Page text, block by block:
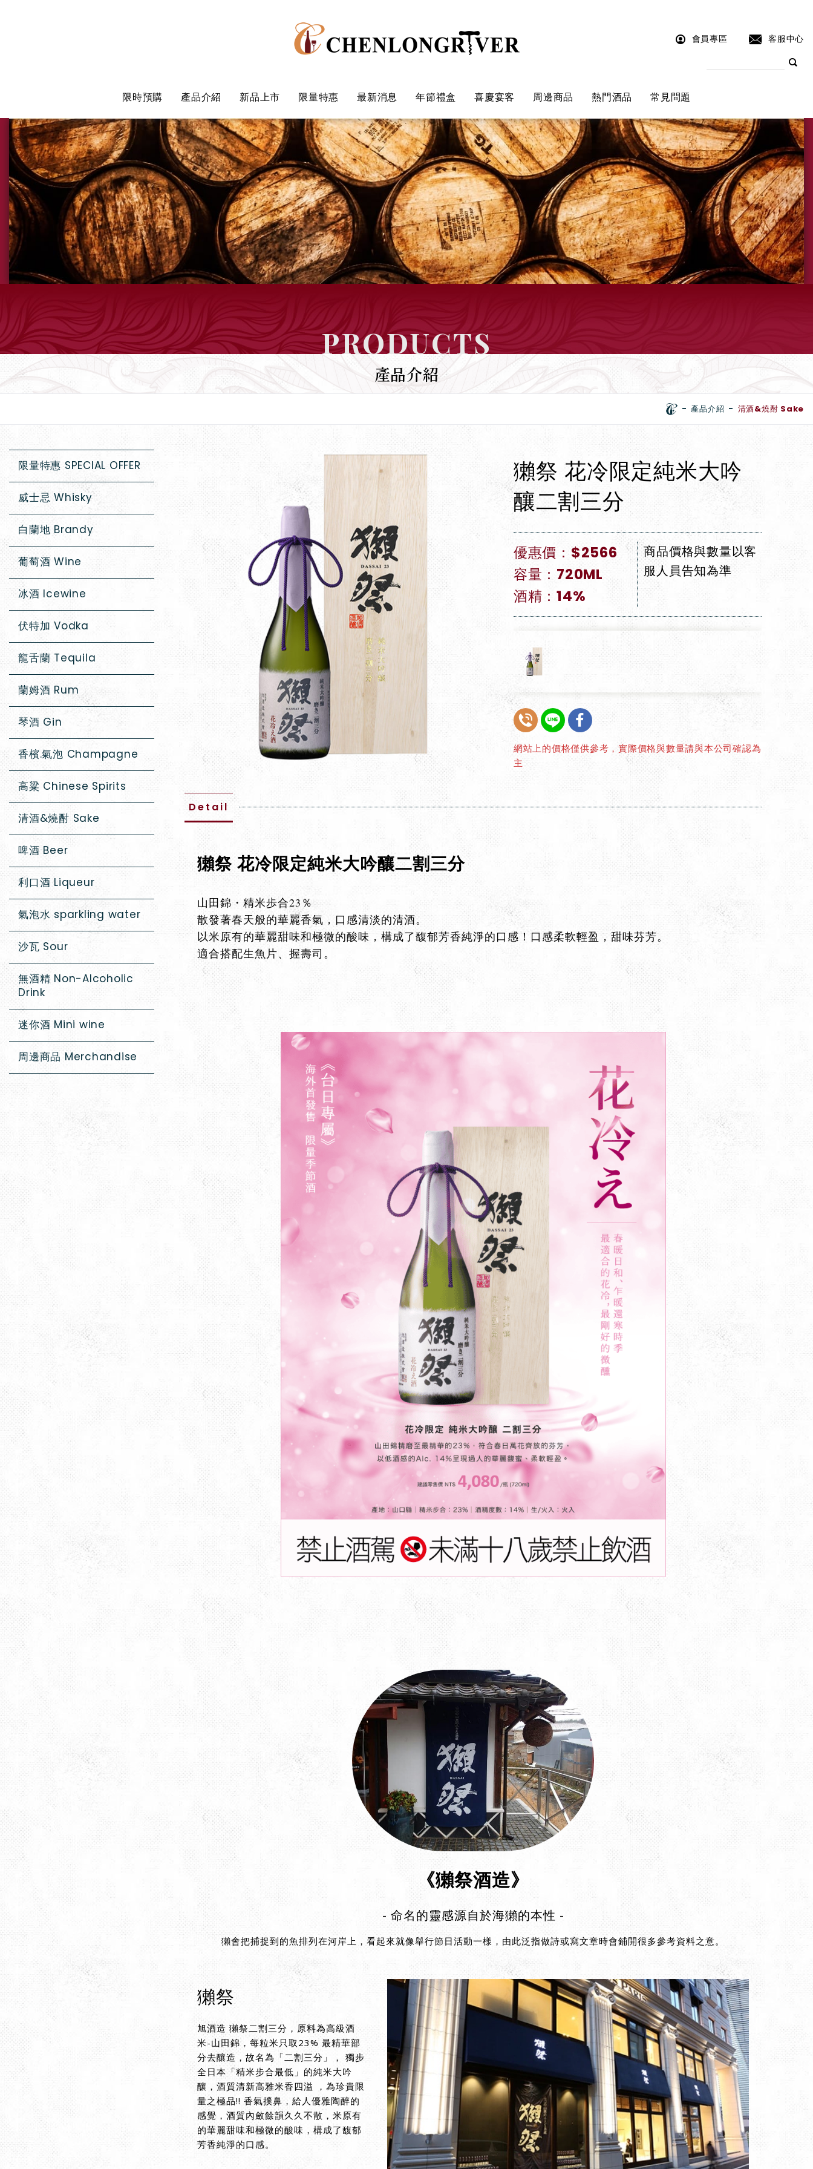
會員專區 客服中心
限時預購 產品介紹 新品上市 限量特惠 最新消息 年節禮盒 喜慶宴客 周邊商品 熱門酒品 常見問題
PRODUCTS
產品介紹
產品介紹 清酒&燒酎 Sake
限量特惠 SPECIAL OFFER
威士忌 Whisky
白蘭地 Brandy
葡萄酒 Wine
冰酒 Icewine
伏特加 Vodka
龍舌蘭 Tequila
蘭姆酒 Rum
琴酒 Gin
香檳.氣泡 Champagne
高粱 Chinese Spirits
清酒&燒酎 Sake
啤酒 Beer
利口酒 Liqueur
氣泡水 sparkling water
沙瓦 Sour
無酒精 Non-Alcoholic
Drink
迷你酒 Mini wine
周邊商品 Merchandise
獺祭 花冷限定純米大吟
釀二割三分
優惠價：$2566
容量：720ML
酒精：14%
商品價格與數量以客
服人員告知為準
網站上的價格僅供參考，實際價格與數量請與本公司確認為
主
Detail
獺祭 花冷限定純米大吟釀二割三分
山田錦・精米歩合23％
散發著春天般的華麗香氣，口感清淡的清酒。
以米原有的華麗甜味和極微的酸味，構成了馥郁芳香純淨的口感！口感柔軟輕盈，甜味芬芳。
適合搭配生魚片、握壽司。
《獺祭酒造》
- 命名的靈感源自於海獺的本性 -
獺會把捕捉到的魚排列在河岸上，看起來就像舉行節日活動一樣，由此泛指做詩或寫文章時會鋪開很多參考資料之意。
獺祭
旭酒造 獺祭二割三分，原料為高級酒
米-山田錦，每粒米只取23% 最精華部
分去釀造，故名為「二割三分」， 獨步
全日本「精米步合最低」的純米大吟
釀，酒質清新高雅米香四溢 ，為珍貴限
量之極品!! 香氣撲鼻，給人優雅陶醉的
感覺，酒質內斂餘韻久久不散，米原有
的華麗甜味和極微的酸味，構成了馥郁
芳香純淨的口感。